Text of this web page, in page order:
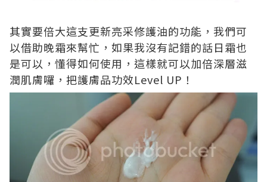
其實要倍大這支更新亮采修護油的功能，我們可
以借助晚霜來幫忙，如果我沒有記錯的話日霜也
是可以，懂得如何使用，這樣就可以加倍深層滋
潤肌膚囉，把護膚品功效Level UP！